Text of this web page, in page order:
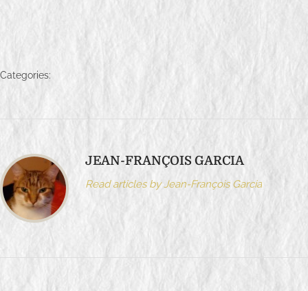
Categories:
JEAN-FRANÇOIS GARCIA
Read articles by Jean-François Garcia